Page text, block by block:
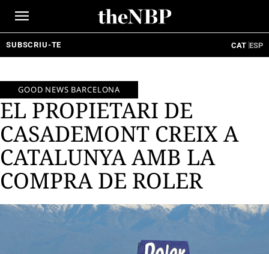
SUBSCRIU-TE CAT ESP
GOOD NEWS BARCELONA
EL PROPIETARI DE
CASADEMONT CREIX A
CATALUNYA AMB LA
COMPRA DE ROLER